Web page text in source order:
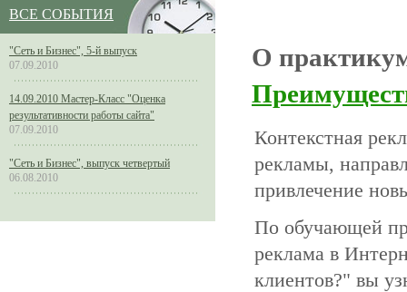
ВСЕ СОБЫТИЯ
"Сеть и Бизнес", 5-й выпуск
07.09.2010
14.09.2010 Мастер-Класс "Оценка
результативности работы сайта"
07.09.2010
"Сеть и Бизнес", выпуск четвертый
06.08.2010
О
Контекстная
рекламы,
привлечение
По обучающей
реклама в
клиентов?" вы